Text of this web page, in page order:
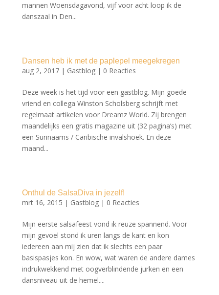
mannen Woensdagavond, vijf voor acht loop ik de
danszaal in Den...
Dansen heb ik met de paplepel meegekregen
aug 2, 2017| Gastblog| 0 Reacties
Deze week is het tijd voor een gastblog. Mijn goede
vriend en collega Winston Scholsberg schrijft met
regelmaat artikelen voor Dreamz World. Zij brengen
maandelijks een gratis magazine uit (32 pagina’s) met
een Surinaams / Caribische invalshoek. En deze
maand...
Onthul de SalsaDiva in jezelf!
mrt 16, 2015 | Gastblog| 0 Reacties
Mijn eerste salsafeest vond ik reuze spannend. Voor
mijn gevoel stond ik uren langs de kant en kon
iedereen aan mij zien dat ik slechts een paar
basispasjes kon. En wow, wat waren de andere dames
indrukwekkend met oogverblindende jurken en een
dansniveau uit de hemel....